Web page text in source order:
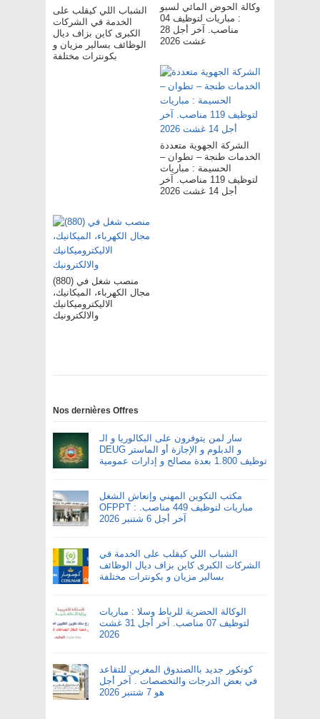
الشباب اللي كيقلب على
الخدمة في الشركات
الكبرى كاين بزاف ديال
الوظائف بسالير مزيان و
بكونترات مختلفة
وكالة الحوض المائي لسبو
: مباريات لتوظيف 04
مناصب. آخر أجل 28
غشت 2026
الشركة الجهوية متعددة
الخدمات طنجة – تطوان –
الحسيمة : مباريات
لتوظيف 119 مناصب. آخر
أجل 14 غشت 2026
(880) منصب شغل في
مجال الكهرباء، الميكانيك،
الاليكتروميكانيك
والالكترونيك
Nos dernières Offres
سار لمن يتوفرون على البكالوريا و الـ
DEUG و الدبلوم و الإجازة أو الماستر
توظيف 1.800 بعدة مصالح و إدارات عمومية
مكتب التكوين المهني وإنعاش الشغل
OFPPT : مباريات لتوظيف 449 مناصب.
آخر أجل 6 شتنبر 2026
الشباب اللي كيقلب على الخدمة في
الشركات الكبرى كاين بزاف ديال الوظائف
بسالير مزيان و بكونترات مختلفة
الوكالة الحضرية للرباط وسلا : مباريات
لتوظيف 07 مناصب. آخر أجل 31 غشت
2026
كونكور جديد باالصندوق المغربي للتقاعد
في بعض الدرجات والتخصصات . آخر أجل
هو 7 شتنبر 2026